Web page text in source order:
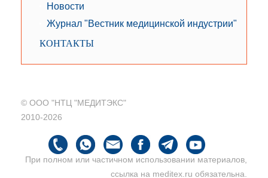
Новости
Журнал "Вестник медицинской индустрии"
КОНТАКТЫ
© ООО "НТЦ "МЕДИТЭКС"
2010-2026
При полном или частичном использовании материалов,
ссылка на meditex.ru обязательна.